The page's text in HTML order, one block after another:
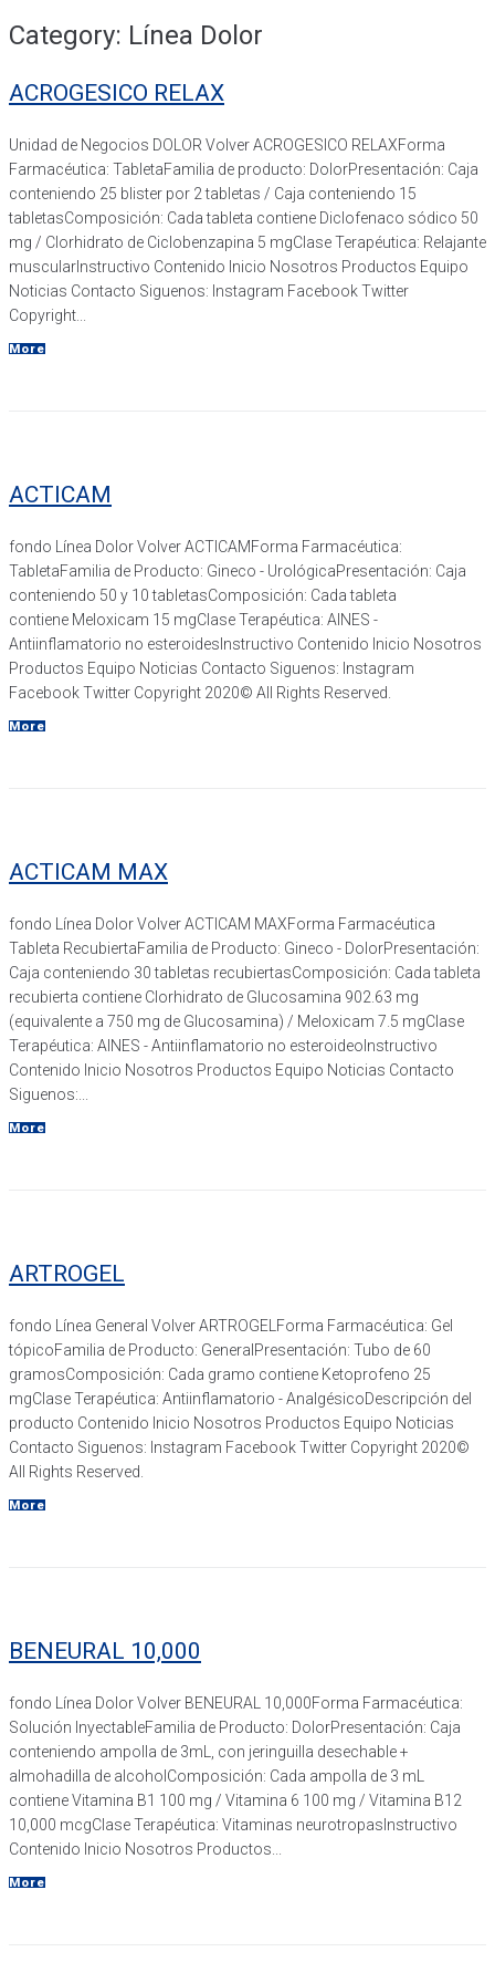
Category: Línea Dolor
ACROGESICO RELAX
Unidad de Negocios DOLOR Volver ACROGESICO RELAXForma
Farmacéutica: TabletaFamilia de producto: DolorPresentación: Caja
conteniendo 25 blister por 2 tabletas / Caja conteniendo 15
tabletasComposición: Cada tableta contiene Diclofenaco sódico 50
mg / Clorhidrato de Ciclobenzapina 5 mgClase Terapéutica: Relajante
muscularInstructivo Contenido Inicio Nosotros Productos Equipo
Noticias Contacto Siguenos: Instagram Facebook Twitter
Copyright...
More
ACTICAM
fondo Línea Dolor​ Volver ACTICAMForma Farmacéutica:
TabletaFamilia de Producto: Gineco - UrológicaPresentación: Caja
conteniendo 50 y 10 tabletasComposición: Cada tableta
contiene Meloxicam 15 mgClase Terapéutica: AINES -
Antiinflamatorio no esteroidesInstructivo Contenido Inicio Nosotros
Productos Equipo Noticias Contacto Siguenos: Instagram
Facebook Twitter Copyright 2020© All Rights Reserved.
More
ACTICAM MAX
fondo Línea Dolor​ Volver ACTICAM MAXForma Farmacéutica
Tableta RecubiertaFamilia de Producto: Gineco - DolorPresentación:
Caja conteniendo 30 tabletas recubiertasComposición: Cada tableta
recubierta contiene Clorhidrato de Glucosamina 902.63 mg
(equivalente a 750 mg de Glucosamina) / Meloxicam 7.5 mgClase
Terapéutica: AINES - Antiinflamatorio no esteroideoInstructivo
Contenido Inicio Nosotros Productos Equipo Noticias Contacto
Siguenos:...
More
ARTROGEL
fondo Línea General Volver ARTROGELForma Farmacéutica: Gel
tópicoFamilia de Producto: GeneralPresentación: Tubo de 60
gramosComposición: Cada gramo contiene Ketoprofeno 25
mgClase Terapéutica: Antiinflamatorio - AnalgésicoDescripción del
producto Contenido Inicio Nosotros Productos Equipo Noticias
Contacto Siguenos: Instagram Facebook Twitter Copyright 2020©
All Rights Reserved.
More
BENEURAL 10,000
fondo Línea Dolor​ Volver BENEURAL 10,000Forma Farmacéutica:
Solución InyectableFamilia de Producto: DolorPresentación: Caja
conteniendo ampolla de 3mL, con jeringuilla desechable +
almohadilla de alcoholComposición: Cada ampolla de 3 mL
contiene Vitamina B1 100 mg / Vitamina 6 100 mg / Vitamina B12
10,000 mcgClase Terapéutica: Vitaminas neurotropasInstructivo
Contenido Inicio Nosotros Productos...
More